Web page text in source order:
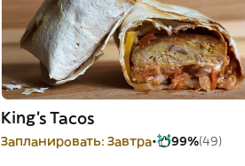
King’s Tacos
Запланировать: Завтра 99%(49)